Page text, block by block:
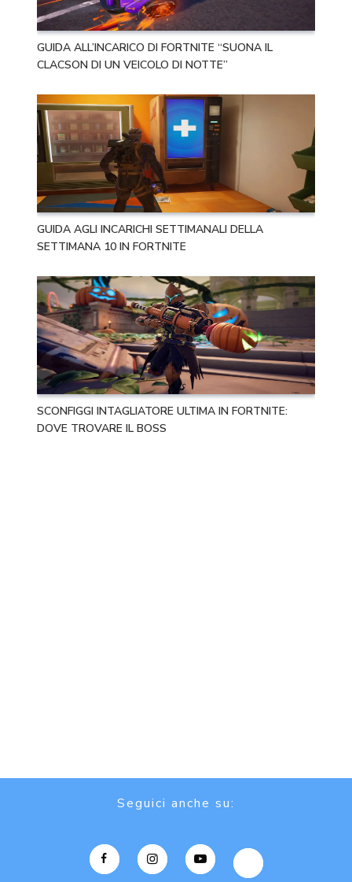
GUIDA ALL’INCARICO DI FORTNITE “SUONA IL
CLACSON DI UN VEICOLO DI NOTTE”
GUIDA AGLI INCARICHI SETTIMANALI DELLA
SETTIMANA 10 IN FORTNITE
SCONFIGGI INTAGLIATORE ULTIMA IN FORTNITE:
DOVE TROVARE IL BOSS
Seguici anche su: